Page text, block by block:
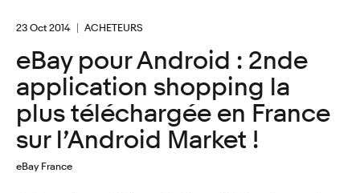
23 Oct 2014 ACHETEURS
eBay pour Android : 2nde
application shopping la
plus téléchargée en France
sur l’Android Market !
eBay France